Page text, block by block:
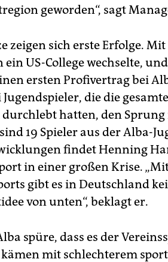
geworden“, sagt
zeigen sich erste Erfolge.
ein US-College wechselte,
ersten Profivertrag bei
Ju­gendspieler, die die
hatten, den
19 Spieler aus der Alba-
findet Henning
in einer großen Krise.
gibt es in Deutschland
von unten“, beklagt er.
spüre, dass es der
mit schlechterem